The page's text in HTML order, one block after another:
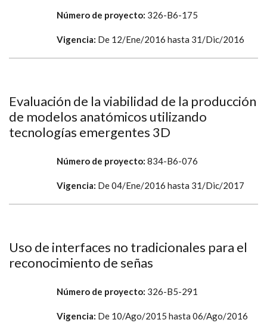
Número de proyecto: 326-B6-175
Vigencia: De 12/Ene/2016 hasta 31/Dic/2016
Evaluación de la viabilidad de la producción
de modelos anatómicos utilizando
tecnologías emergentes 3D
Número de proyecto: 834-B6-076
Vigencia: De04/Ene/2016 hasta 31/Dic/2017
Uso de interfaces no tradicionales para el
reconocimiento de señas
Número de proyecto: 326-B5-291
Vigencia: De 10/Ago/2015 hasta 06/Ago/2016